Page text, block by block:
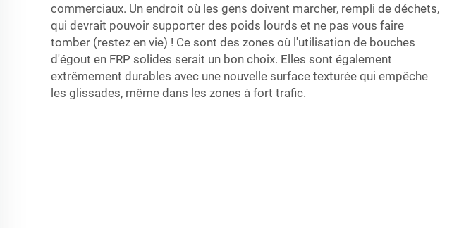
commerciaux. Un endroit où les gens doivent marcher, rempli de déchets,
qui devrait pouvoir supporter des poids lourds et ne pas vous faire
tomber (restez en vie) ! Ce sont des zones où l'utilisation de bouches
d'égout en FRP solides serait un bon choix. Elles sont également
extrêmement durables avec une nouvelle surface texturée qui empêche
les glissades, même dans les zones à fort trafic.